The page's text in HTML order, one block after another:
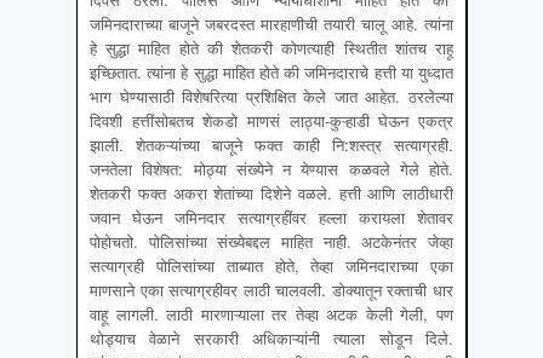
जमिनदाराच्या बाजूने जबरदस्त मारहाणीची तयारी चालू आहे. त्यांना
हे सुद्धा माहित होते की शेतकरी कोणत्याही स्थितीत शांतच राहू
इच्छितात. त्यांना हे सुद्धा माहित होते की जमिनदाराचे हत्ती या युध्दात
भाग घेण्यासाठी विशेषरित्या प्रशिक्षित केले जात आहेत. ठरलेल्या
दिवशी हत्तींसोबतच शेकडो माणसं लाठ्या-कुऱ्हाडी घेऊन एकत्र
झाली. शेतकऱ्यांच्या बाजूने फक्त काही नि:शस्त्र सत्याग्रही.
जनतेला विशेषत: मोठ्या संख्येने न येण्यास कळवले गेले होते.
शेतकरी फक्त अकरा शेतांच्या दिशेने वळले. हत्ती आणि लाठीधारी
जवान घेऊन जमिनदार सत्याग्रहींवर हल्ला करायला शेतावर
पोहोचतो. पोलिसांच्या संख्येबद्दल माहित नाही. अटकेनंतर जेव्हा
सत्याग्रही पोलिसांच्या ताब्यात होते, तेव्हा जमिनदाराच्या एका
माणसाने एका सत्याग्रहीवर लाठी चालवली. डोक्यातून रक्ताची धार
वाहू लागली. लाठी मारणाऱ्याला तर तेव्हा अटक केली गेली, पण
थोड्याच वेळाने सरकारी अधिकाऱ्यांनी त्याला सोडून दिले.